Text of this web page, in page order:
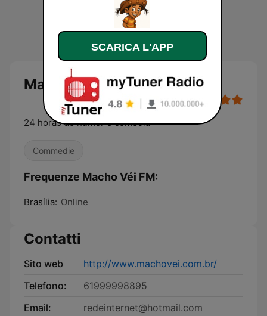
Macho Véi FM
24 horas de humor e comédia
Commedie
Frequenze Macho Véi FM:
Brasília: Online
Contatti
Sito web
http://www.machovei.com.br/
Telefono:
61999998895
Email:
redeinternet@hotmail.com
SCARICA L'APP